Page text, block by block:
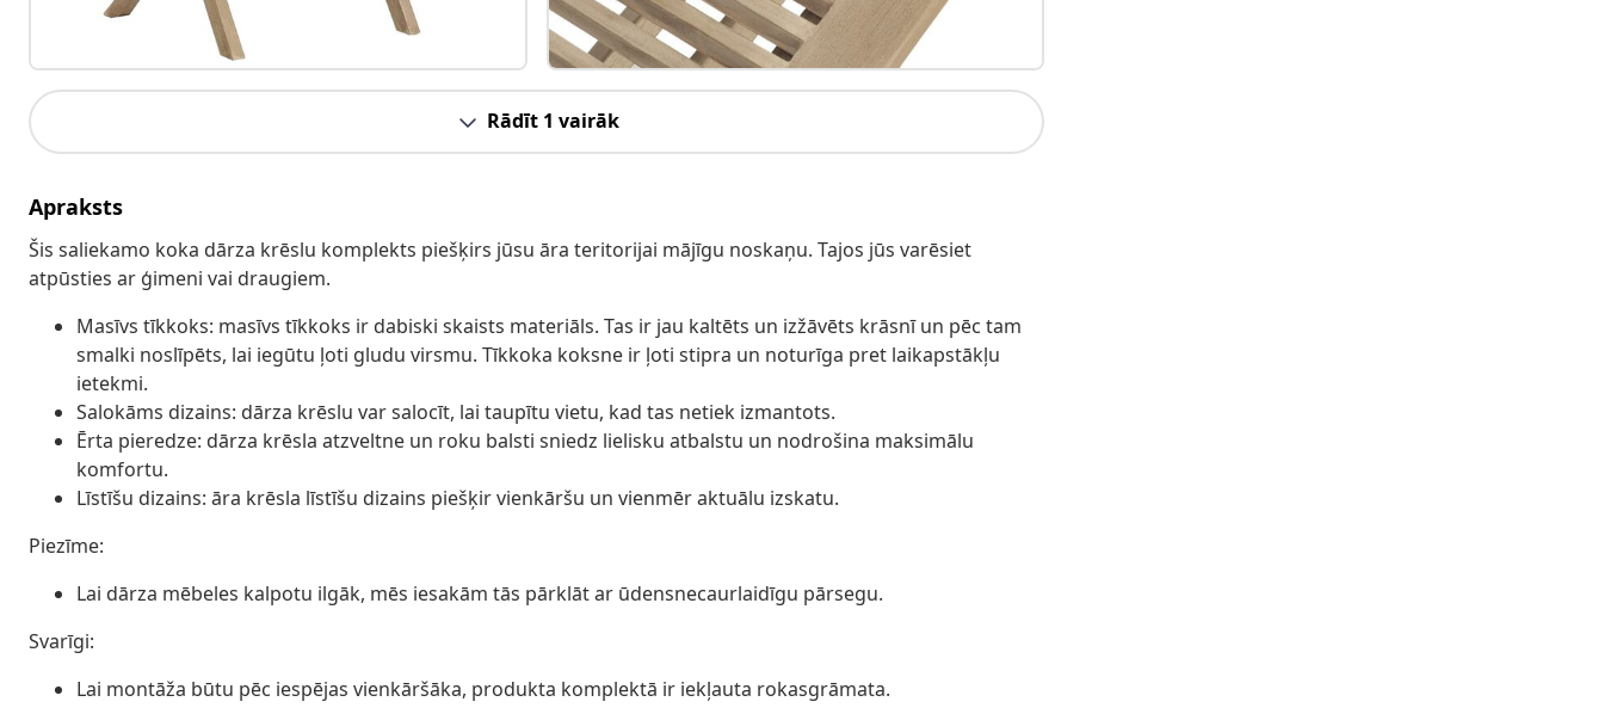
Rādīt 1 vairāk
Apraksts
Šis saliekamo koka dārza krēslu komplekts piešķirs jūsu āra teritorijai mājīgu noskaņu. Tajos jūs varēsiet
atpūsties ar ģimeni vai draugiem.
Masīvs tīkkoks: masīvs tīkkoks ir dabiski skaists materiāls. Tas ir jau kaltēts un izžāvēts krāsnī un pēc tam
smalki noslīpēts, lai iegūtu ļoti gludu virsmu. Tīkkoka koksne ir ļoti stipra un noturīga pret laikapstākļu
ietekmi.
Salokāms dizains: dārza krēslu var salocīt, lai taupītu vietu, kad tas netiek izmantots.
Ērta pieredze: dārza krēsla atzveltne un roku balsti sniedz lielisku atbalstu un nodrošina maksimālu
komfortu.
Līstīšu dizains: āra krēsla līstīšu dizains piešķir vienkāršu un vienmēr aktuālu izskatu.
Piezīme:
Lai dārza mēbeles kalpotu ilgāk, mēs iesakām tās pārklāt ar ūdensnecaurlaidīgu pārsegu.
Svarīgi:
Lai montāža būtu pēc iespējas vienkāršāka, produkta komplektā ir iekļauta rokasgrāmata.